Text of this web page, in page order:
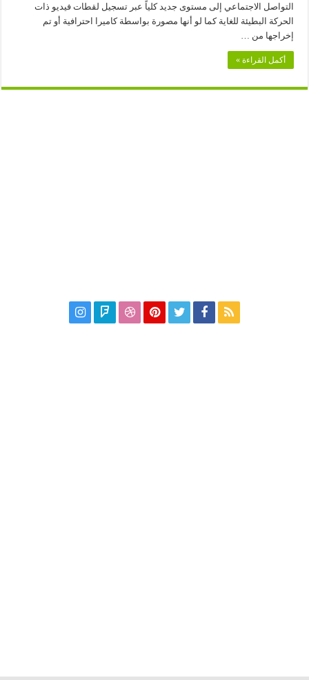
التواصل الاجتماعي إلى مستوى جديد كلياً عبر تسجيل لقطات فيديو ذات
الحركة البطيئة للغاية كما لو أنها مصورة بواسطة كاميرا احترافية أو تم
إخراجها من …
أكمل القراءة »